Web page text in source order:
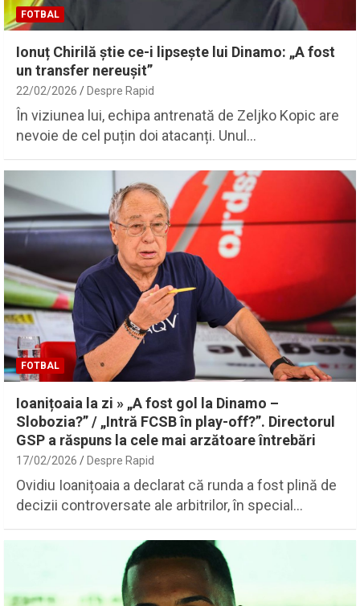
FOTBAL
Ionuț Chirilă știe ce-i lipsește lui Dinamo: „A fost
un transfer nereușit”
22/02/2026 Despre Rapid
În viziunea lui, echipa antrenată de Zeljko Kopic are
nevoie de cel puțin doi atacanți. Unul…
FOTBAL
Ioanițoaia la zi » „A fost gol la Dinamo –
Slobozia?” / „Intră FCSB în play-off?”. Directorul
GSP a răspuns la cele mai arzătoare întrebări
17/02/2026 Despre Rapid
Ovidiu Ioanițoaia a declarat că runda a fost plină de
decizii controversate ale arbitrilor, în special…